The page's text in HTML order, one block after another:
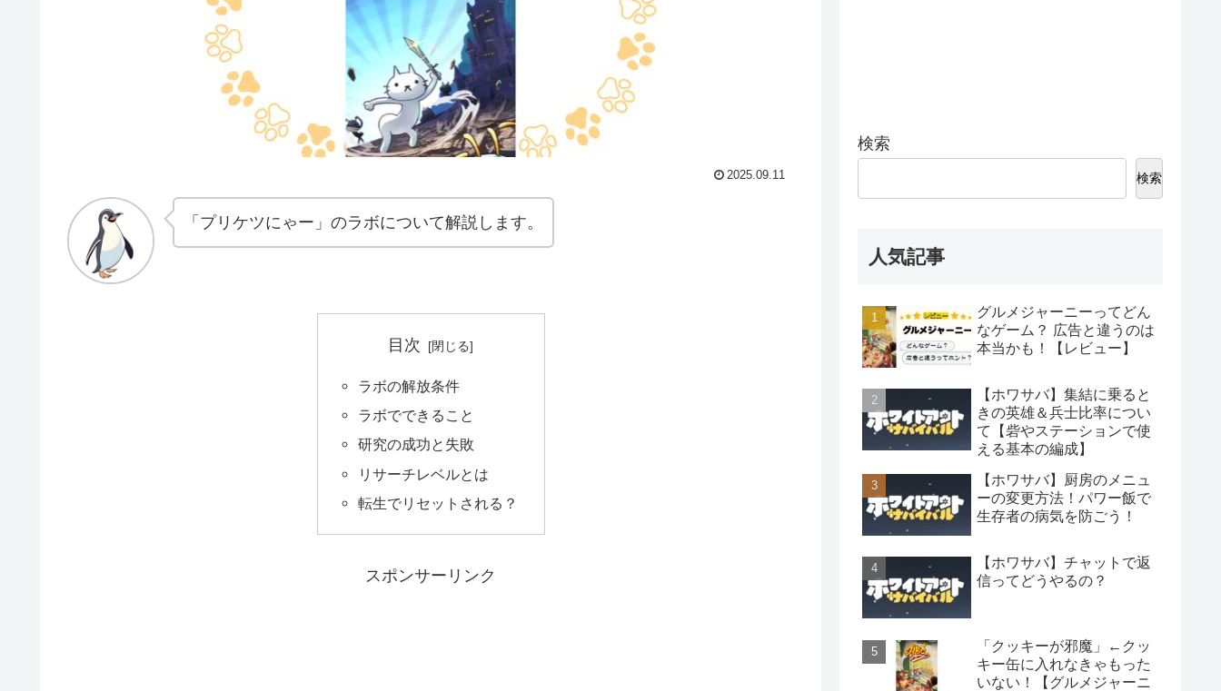
2025.09.11
「プリケツにゃー」のラボについて解説します。
目次
ラボの解放条件
ラボでできること
研究の成功と失敗
リサーチレベルとは
転生でリセットされる？
スポンサーリンク
検索
検索
人気記事
グルメジャーニーってどん
なゲーム？ 広告と違うのは
本当かも！【レビュー】
【ホワサバ】集結に乗ると
きの英雄＆兵士比率につい
て【砦やステーションで使
える基本の編成】
【ホワサバ】厨房のメニュ
ーの変更方法！パワー飯で
生存者の病気を防ごう！
【ホワサバ】チャットで返
信ってどうやるの？
「クッキーが邪魔」←クッ
キー缶に入れなきゃもった
いない！【グルメジャーニ